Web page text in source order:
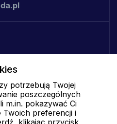
| Więcej informacji |Polityka
potrzebują Twojej
poszczególnych
m.in. pokazywać Ci
Twoich preferencji i